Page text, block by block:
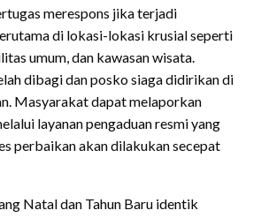
merespons jika terjadi
di lokasi-lokasi krusial seperti
umum, dan kawasan wisata.
dibagi dan posko siaga didirikan di
Masyarakat dapat melaporkan
layanan pengaduan resmi yang
perbaikan akan dilakukan secepat
Natal dan Tahun Baru identik